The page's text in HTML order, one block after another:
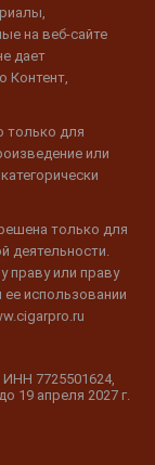
на веб-сайте
дает
Контент,
только для
или
только для
деятельности.
праву или праву
использовании
7725501624,
19 апреля 2027 г.